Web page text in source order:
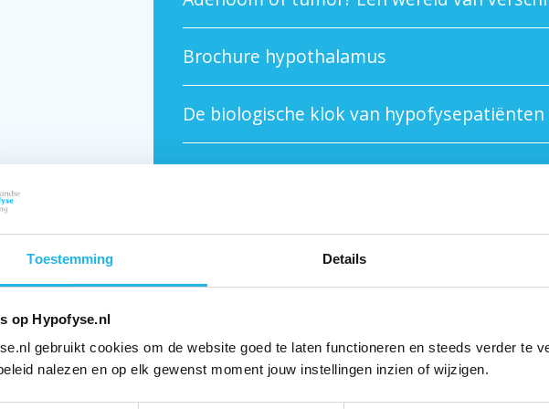
Toestemming Details
op Hypofyse.nl
gebruikt cookies om de website goed te laten functioneren en steeds verder te
nalezen en op elk gewenst moment jouw instellingen inzien of wijzigen.
Brochure hypothalamus
De biologische klok van hypofysepatiënten
Hoe ontstaat de hypofyse? (video)
Hypofyseaandoeningen (video)
Hypofyseaandoeningen: disbalans van
Hypofysetumoren en erfelijkheid (artikel)
Is genezing van een hypofyseaandoening